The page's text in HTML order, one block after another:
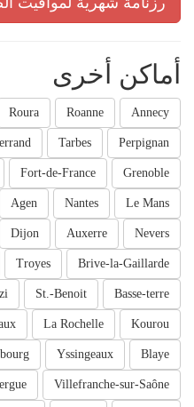
أماكن أخرى
Annecy
Roanne
Roura
Perpignan
Tarbes
Grenoble
Fort-de-France
Le Mans
Nantes
Agen
Nevers
Auxerre
Dijon
Brive-la-Gaillarde
Troyes
Basse-terre
St.-Benoit
Kourou
La Rochelle
Blaye
Yssingeaux
Villefranche-sur-Saône